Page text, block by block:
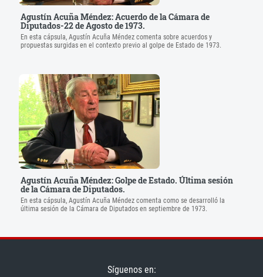
Agustín Acuña Méndez: Acuerdo de la Cámara de
Diputados-22 de Agosto de 1973.
En esta cápsula, Agustín Acuña Méndez comenta sobre acuerdos y
propuestas surgidas en el contexto previo al golpe de Estado de 1973.
Agustín Acuña Méndez: Golpe de Estado. Última sesión
de la Cámara de Diputados.
En esta cápsula, Agustín Acuña Méndez comenta como se desarrolló la
última sesión de la Cámara de Diputados en septiembre de 1973.
Síguenos en: